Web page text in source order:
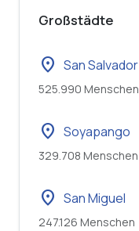
Großstädte
location_on San Salvador
525.990 Menschen
location_on Soyapango
329.708 Menschen
location_on San Miguel
247.126 Menschen